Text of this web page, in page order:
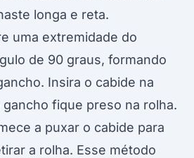
longa e reta.
uma extremidade do
de 90 graus, formando
Insira o cabide na
fique preso na rolha.
a puxar o cabide para
a rolha. Esse método